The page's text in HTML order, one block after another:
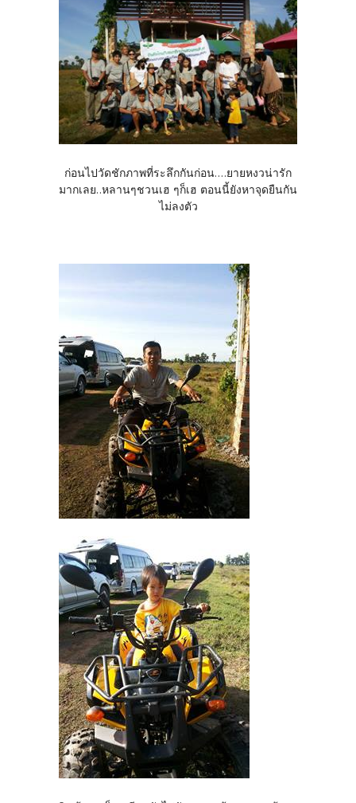
ก่อนไปวัดชักภาพที่ระลึกกันก่อน....ยายหงวน่ารัก
มากเลย..หลานๆชวนเฮ ๆก็เฮ ตอนนี้ยังหาจุดยืนกัน
ไม่ลงตัว